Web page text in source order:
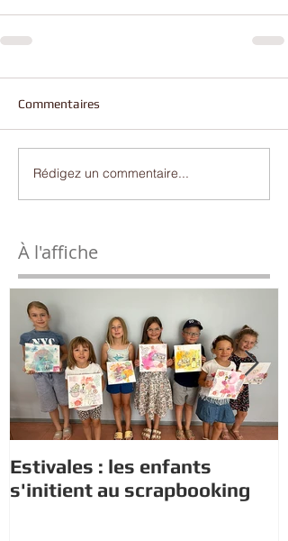
Commentaires
Rédigez un commentaire...
À l'affiche
Estivales : les enfants
s'initient au scrapbooking